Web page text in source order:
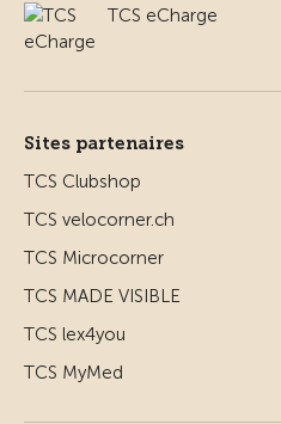
TCS eCharge
Sites partenaires
TCS Clubshop
TCS velocorner.ch
TCS Microcorner
TCS MADE VISIBLE
TCS lex4you
TCS MyMed